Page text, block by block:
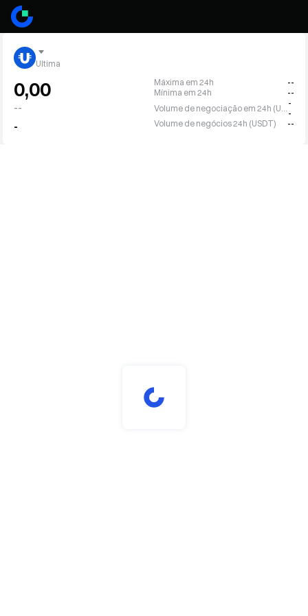
Ultima
0,00
--
-
Máxima em 24h
--
Mínima em 24h
--
-
-
Volume de negócios 24h (USDT)
--